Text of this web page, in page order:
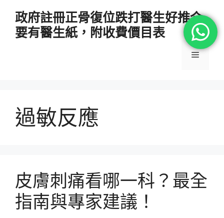
政府註冊正骨復位跌打醫生好推介
要有醫生紙，附收費價目表
選
過敏反應
皮膚刺痛看哪一科？最全
指南與專家建議！